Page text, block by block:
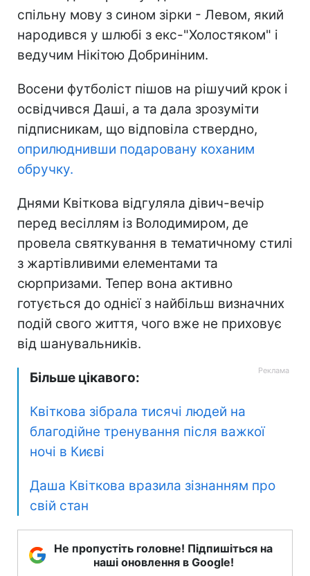
спільну мову з сином зірки - Левом, який
народився у шлюбі з екс-"Холостяком" і
ведучим Нікітою Добриніним.
Восени футболіст пішов на рішучий крок і
освідчився Даші, а та дала зрозуміти
підписникам, що відповіла ствердно,
оприлюднивши подаровану коханим
обручку.
Днями Квіткова відгуляла дівич-вечір
перед весіллям із Володимиром, де
провела святкування в тематичному стилі
з жартівливими елементами та
сюрпризами. Тепер вона активно
готується до однієї з найбільш визначних
подій свого життя, чого вже не приховує
від шанувальників.
Більше цікавого:
Квіткова зібрала тисячі людей на
благодійне тренування після важкої
ночі в Києві
Даша Квіткова вразила зізнанням про
свій стан
Не пропустіть головне! Підпишіться на
наші оновлення в Google!